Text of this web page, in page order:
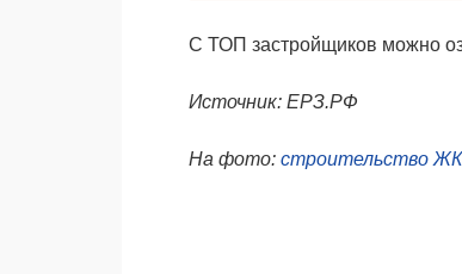
С ТОП застройщиков можно
Источник: ЕРЗ.РФ
На фото: строительство ЖК